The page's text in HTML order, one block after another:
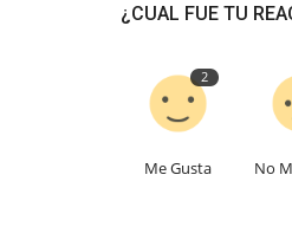
¿CUAL FUE TU
2
Me Gusta No